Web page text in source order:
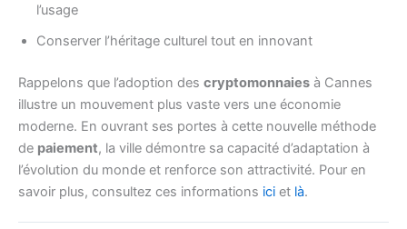
l’usage
Conserver l’héritage culturel tout en innovant
Rappelons que l’adoption des cryptomonnaies à Cannes
illustre un mouvement plus vaste vers une économie
moderne. En ouvrant ses portes à cette nouvelle méthode
de paiement, la ville démontre sa capacité d’adaptation à
l’évolution du monde et renforce son attractivité. Pour en
savoir plus, consultez ces informations ici et là.